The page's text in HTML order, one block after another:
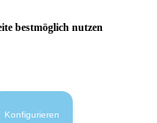
zzgl. Versandkosten
bestmöglich nutzen
Konfigurieren